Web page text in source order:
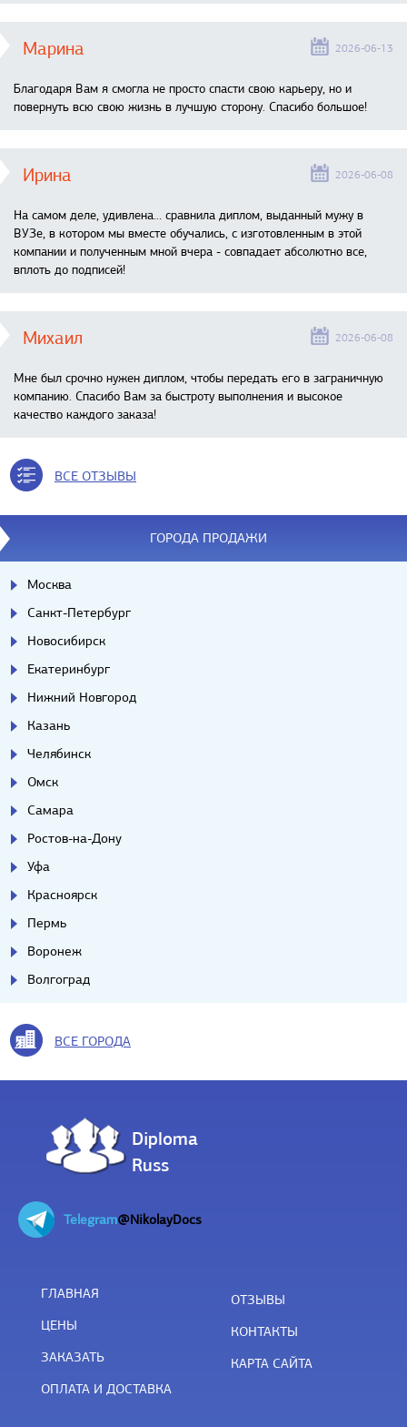
Марина 2026-06-13
Благодаря Вам я смогла не просто спасти свою карьеру, но и
повернуть всю свою жизнь в лучшую сторону. Спасибо большое!
Ирина 2026-06-08
На самом деле, удивлена… сравнила диплом, выданный мужу в
ВУЗе, в котором мы вместе обучались, с изготовленным в этой
компании и полученным мной вчера - совпадает абсолютно все,
вплоть до подписей!
Михаил 2026-06-08
Мне был срочно нужен диплом, чтобы передать его в заграничную
компанию. Спасибо Вам за быстроту выполнения и высокое
качество каждого заказа!
ВСЕ ОТЗЫВЫ
ГОРОДА ПРОДАЖИ
Москва
Санкт-Петербург
Новосибирск
Екатеринбург
Нижний Новгород
Казань
Челябинск
Омск
Самара
Ростов-на-Дону
Уфа
Красноярск
Пермь
Воронеж
Волгоград
ВСЕ ГОРОДА
Diploma
Russ
Telegram@NikolayDocs
ГЛАВНАЯ
ЦЕНЫ
ЗАКАЗАТЬ
ОПЛАТА И ДОСТАВКА
ОТЗЫВЫ
КОНТАКТЫ
КАРТА САЙТА